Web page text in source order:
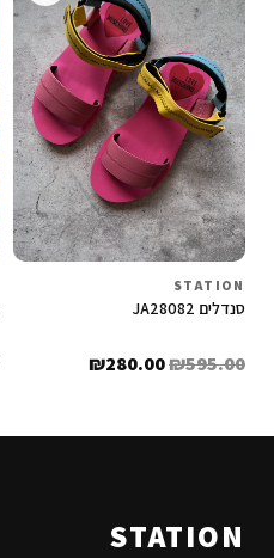
STATION
סנדלים JA28082
₪595.00
₪280.00
STATION